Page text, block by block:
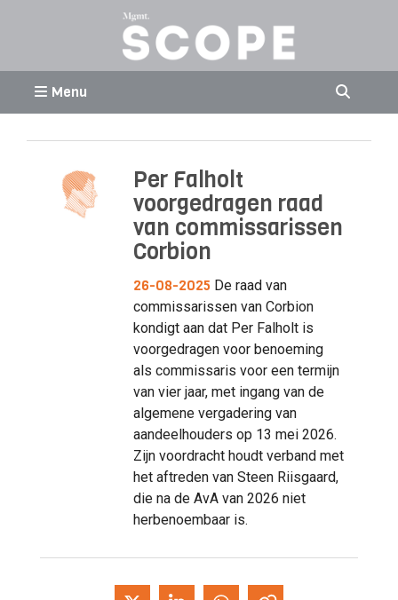
Menu
Per Falholt
voorgedragen raad
van commissarissen
Corbion
26-08-2025 De raad van
commissarissen van Corbion
kondigt aan dat Per Falholt is
voorgedragen voor benoeming
als commissaris voor een termijn
van vier jaar, met ingang van de
algemene vergadering van
aandeelhouders op 13 mei 2026.
Zijn voordracht houdt verband met
het aftreden van Steen Riisgaard,
die na de AvA van 2026 niet
herbenoembaar is.